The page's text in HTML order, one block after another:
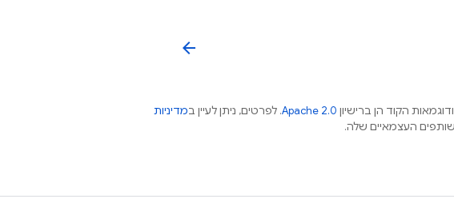
arrow_back
ודוגמאות הקוד הן ברישיון Apache 2.0. לפרטים, ניתן לעיין במדיניות